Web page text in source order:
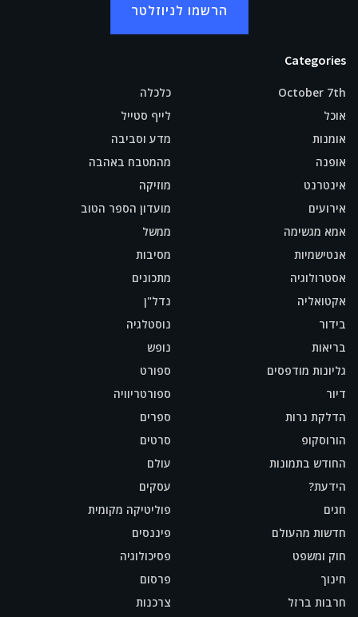
הרשמו לניוזלטר
Categories
October 7th
אוכל
אומנות
אופנה
אינטרנט
אירועים
אמא מגשימה
אנטישמיות
אסטרולוגיה
אקטואליה
בידור
בריאות
גליונות מודפסים
דיור
הדלקת נרות
הורוסקופ
החודש בתמונות
הידעת?
חגים
חדשות מהעולם
חוק ומשפט
חינוך
חרבות ברזל
כלכלה
לייף סטייל
מדע וסביבה
מהמטבח באהבה
מוזיקה
מועדון הספר הטוב
ממשל
מסיבות
מתכונים
נדל"ן
נוסטלגיה
נופש
ספורט
ספורטריוויה
ספרים
סרטים
עולם
עסקים
פוליטיקה מקומית
פיננסים
פסיכולוגיה
פרסום
צרכנות